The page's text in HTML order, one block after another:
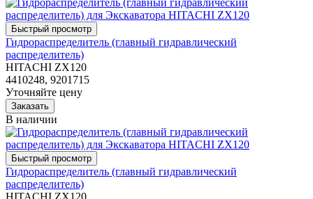
Гидрораспределитель (главный гидравлический
распределитель)
HITACHI ZX120
4410248, 9201715
Уточняйте цену
В наличии
Гидрораспределитель (главный гидравлический
распределитель)
HITACHI ZX120